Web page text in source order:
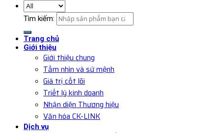
Tìm kiếm:
Trang chủ
Giới thiệu
Giới thiệu chung
Tầm nhìn và sứ mệnh
Giá trị cốt lõi
Triết lý kinh doanh
Nhận diện Thương hiệu
Văn hóa CK-LINK
Dịch vụ